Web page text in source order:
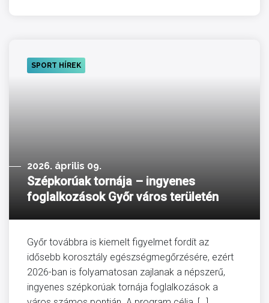
SPORT HÍREK
2026. április 09.
Szépkorúak tornája – ingyenes
foglalkozások Győr város területén
Győr továbbra is kiemelt figyelmet fordít az
idősebb korosztály egészségmegőrzésére, ezért
2026-ban is folyamatosan zajlanak a népszerű,
ingyenes szépkorúak tornája foglalkozások a